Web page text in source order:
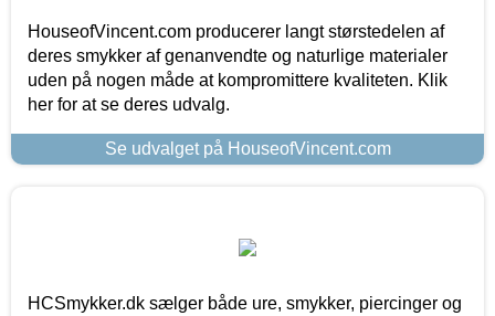
HouseofVincent.com producerer langt størstedelen af
deres smykker af genanvendte og naturlige materialer
uden på nogen måde at kompromittere kvaliteten. Klik
her for at se deres udvalg.
Se udvalget på HouseofVincent.com
HCSmykker.dk sælger både ure, smykker, piercinger og